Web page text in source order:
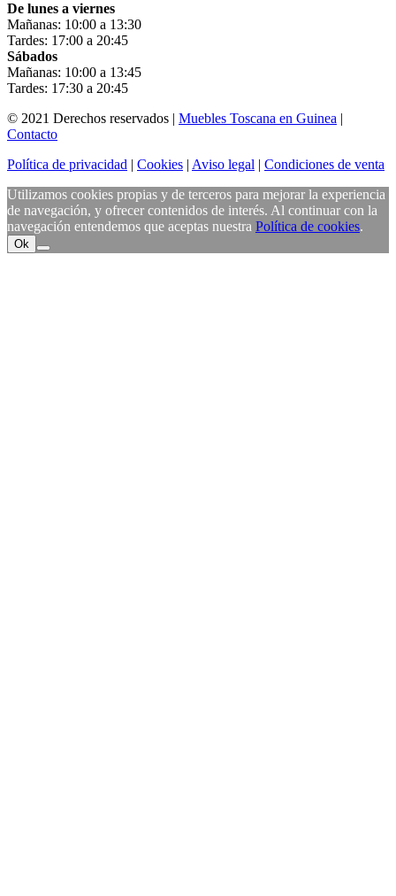
De lunes a viernes
Mañanas: 10:00 a 13:30
Tardes: 17:00 a 20:45
Sábados
Mañanas: 10:00 a 13:45
Tardes: 17:30 a 20:45
© 2021 Derechos reservados | Muebles Toscana en Guinea |
Contacto
Política de privacidad | Cookies | Aviso legal | Condiciones de venta
Utilizamos cookies propias y de terceros para mejorar la experiencia
de navegación, y ofrecer contenidos de interés. Al continuar con la
navegación entendemos que aceptas nuestra Política de cookies.
Ok